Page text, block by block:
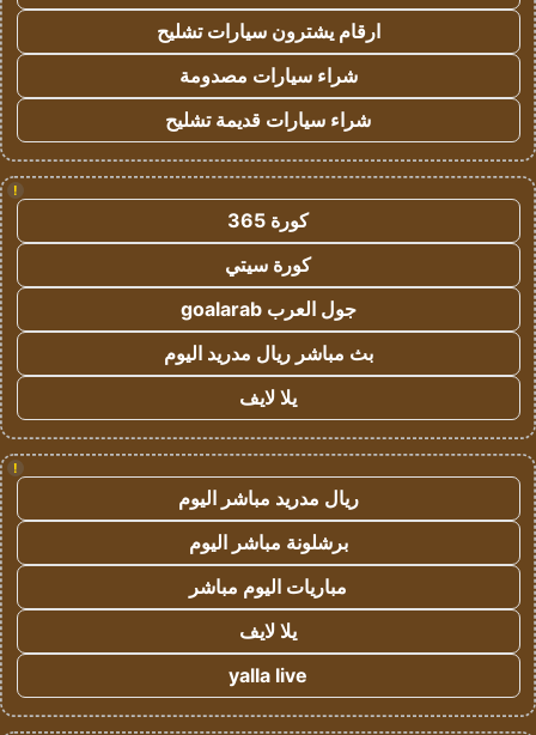
ارقام يشترون سيارات تشليح
شراء سيارات مصدومة
شراء سيارات قديمة تشليح
!
كورة 365
كورة سيتي
جول العرب goalarab
بث مباشر ريال مدريد اليوم
يلا لايف
!
ريال مدريد مباشر اليوم
برشلونة مباشر اليوم
مباريات اليوم مباشر
يلا لايف
yalla live